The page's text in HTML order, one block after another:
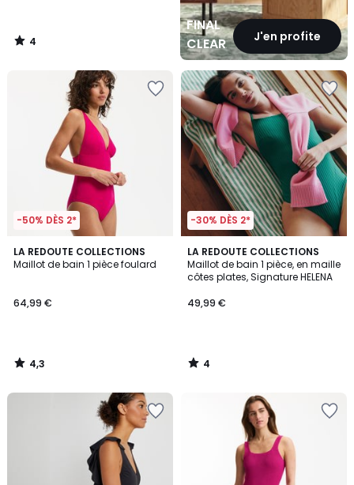
4
/
FINAL
CLEARANCEJ'en profite
-50% DÈS 2*
LA REDOUTE COLLECTIONS
Maillot de bain 1 pièce foulard
64,99 €
4,3
/ 5
4,3
/
-30% DÈS 2*
LA REDOUTE COLLECTIONS
Maillot de bain 1 pièce, en maille
côtes plates, Signature HELENA
49,99 €
4
/
5
4
/